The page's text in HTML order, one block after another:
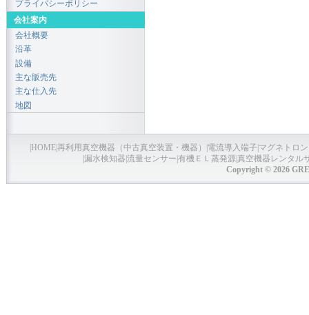
プライバシーポリシー
会社案内
会社概要
沿革
設備
主な販売先
主な仕入先
地図
HOME再利用真空機器（中古真空装置・機器） 電流導入端子 マグネトロ
漏水検知器 流量センサー 有機ＥＬ蒸発源真空機器レンタル
Copyright © 2026